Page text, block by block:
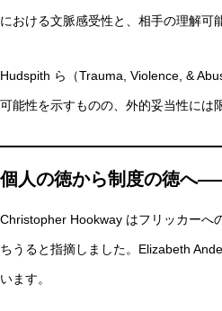
における文脈感受性と、相手の理解可
Hudspith ら（Trauma, Violence, &
可能性を示すものの、外的妥当性には
個人の徳から制度の徳へ
Christopher Hookway はフリッカーへ
ちうると指摘しました。Elizabeth
います。